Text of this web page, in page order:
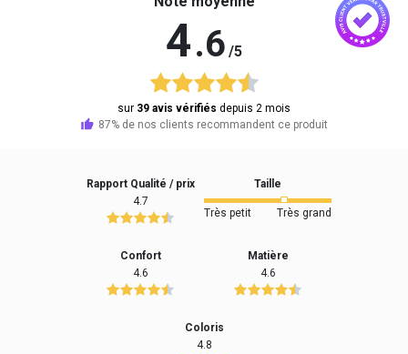
4.6 /5
sur 39 avis vérifiés depuis 2 mois
87% de nos clients recommandent ce produit
Rapport Qualité / prix
4.7
Taille
Très petit Très grand
Confort
4.6
Matière
4.6
Coloris
4.8